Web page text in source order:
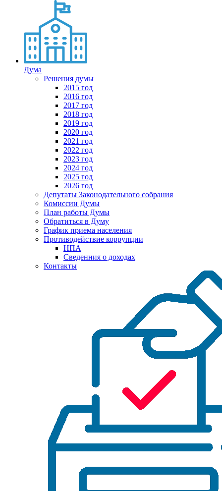
Дума
Решения думы
2015 год
2016 год
2017 год
2018 год
2019 год
2020 год
2021 год
2022 год
2023 год
2024 год
2025 год
2026 год
Депутаты Законодательного собрания
Комиссии Думы
План работы Думы
Обратиться в Думу
График приема населения
Противодействие коррупции
НПА
Сведенния о доходах
Контакты